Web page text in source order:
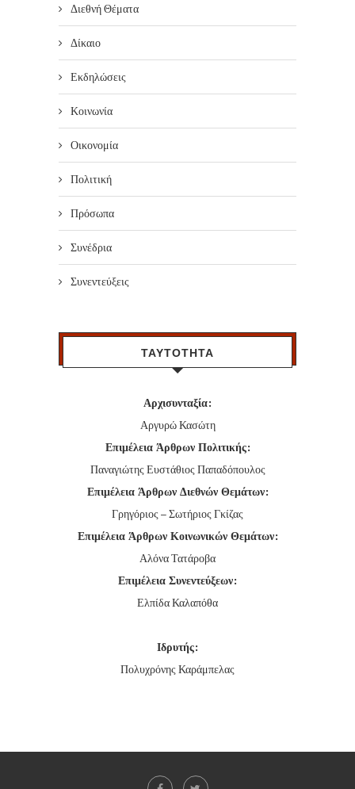
Διεθνή Θέματα
Δίκαιο
Εκδηλώσεις
Κοινωνία
Οικονομία
Πολιτική
Πρόσωπα
Συνέδρια
Συνεντεύξεις
ΤΑΥΤΟΤΗΤΑ
Αρχισυνταξία:
Αργυρώ Κασώτη
Επιμέλεια Άρθρων Πολιτικής:
Παναγιώτης Ευστάθιος Παπαδόπουλος
Επιμέλεια Άρθρων Διεθνών Θεμάτων:
Γρηγόριος – Σωτήριος Γκίζας
Επιμέλεια Άρθρων Κοινωνικών Θεμάτων:
Αλόνα Τατάροβα
Επιμέλεια Συνεντεύξεων:
Ελπίδα Καλαπόθα
Ιδρυτής:
Πολυχρόνης Καράμπελας